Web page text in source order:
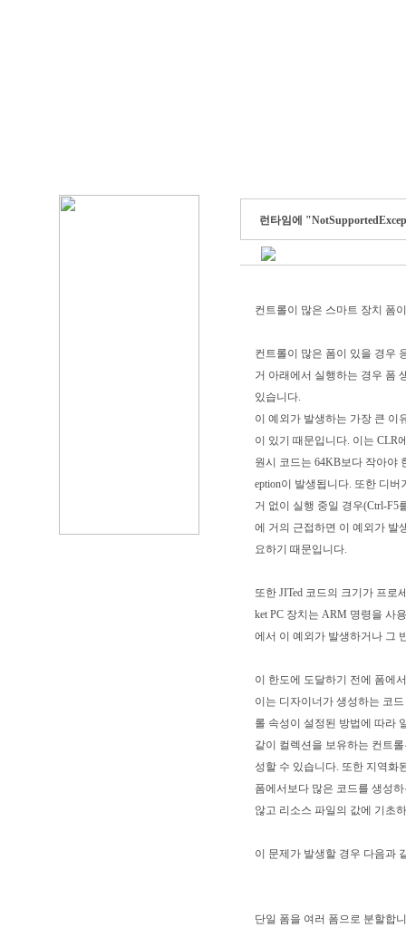
런타임에
컨트롤이 많은 스마트 장치 폼
컨트롤이 많은 폼이 있을 경우
거 아래에서 실행하는 경우 폼
있습니다.
이 예외가 발생하는 가장 큰 이
이 있기 때문입니다. 이는 CLR
원시 코드는 64KB보다 작아야
eption이 발생됩니다. 또한 디
거 없이 실행 중일 경우(Ctrl-F5
에 거의 근접하면 이 예외가 발
요하기 때문입니다.
또한 JITed 코드의 크기가 프로
ket PC 장치는 ARM 명령을 사
에서 이 예외가 발생하거나 그
이 한도에 도달하기 전에 폼에
이는 디자이너가 생성하는 코
롤 속성이 설정된 방법에 따라
같이 컬렉션을 보유하는 컨트
성할 수 있습니다. 또한 지역화
폼에서보다 많은 코드를 생성
않고 리소스 파일의 값에 기초
이 문제가 발생할 경우 다음과
단일 폼을 여러 폼으로 분할합